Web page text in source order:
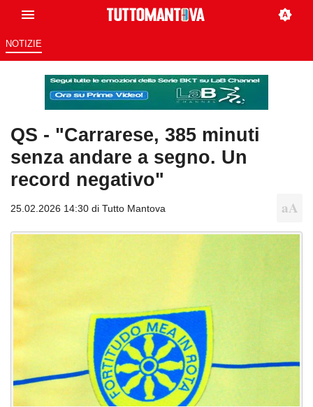
NOTIZIE
QS - "Carrarese, 385 minuti
senza andare a segno. Un
record negativo"
25.02.2026 14:30 di Tutto Mantova